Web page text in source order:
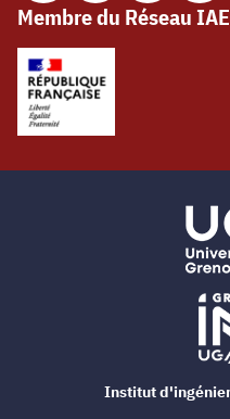
Membre du Réseau IAE
Institut